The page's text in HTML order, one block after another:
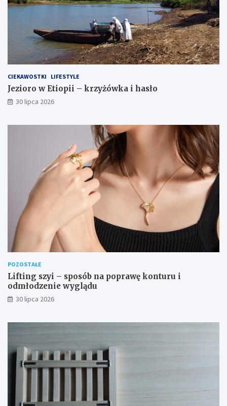
CIEKAWOSTKI LIFESTYLE
Jezioro w Etiopii – krzyżówka i hasło
30 lipca 2026
POZOSTAŁE
Lifting szyi – sposób na poprawę konturu i
odmłodzenie wyglądu
30 lipca 2026